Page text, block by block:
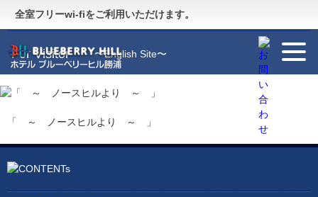
全室フリーwi-fiをご利用いただけます。
Guide 〜施設のご案内〜
For Visitor 〜English Site〜
「 ～ ノースヒルより ～ 」